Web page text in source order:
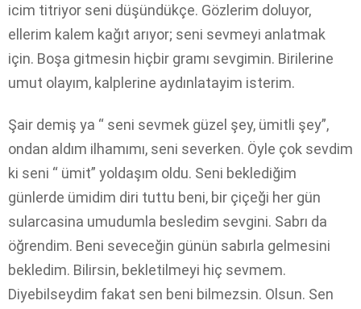
icim titriyor seni düşündükçe. Gözlerim doluyor,
ellerim kalem kağıt arıyor; seni sevmeyi anlatmak
için. Boşa gitmesin hiçbir gramı sevgimin. Birilerine
umut olayım, kalplerine aydınlatayim isterim.
Şair demiş ya “ seni sevmek güzel şey, ümitli şey”,
ondan aldım ilhamımı, seni severken. Öyle çok sevdim
ki seni “ ümit” yoldaşım oldu. Seni beklediğim
günlerde ümidim diri tuttu beni, bir çiçeği her gün
sularcasina umudumla besledim sevgini. Sabrı da
öğrendim. Beni seveceğin günün sabırla gelmesini
bekledim. Bilirsin, bekletilmeyi hiç sevmem.
Diyebilseydim fakat sen beni bilmezsin. Olsun. Sen